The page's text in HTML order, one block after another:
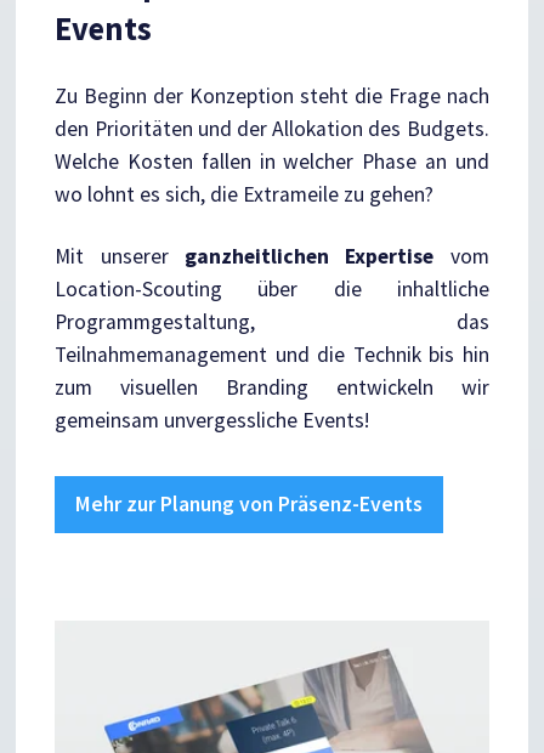
Events
Zu Beginn der Konzeption steht die Frage nach
den Prioritäten und der Allokation des Budgets.
Welche Kosten fallen in welcher Phase an und
wo lohnt es sich, die Extrameile zu gehen?
Mit unserer ganzheitlichen Expertise vom
Location-Scouting über die inhaltliche
Programmgestaltung, das
Teilnahmemanagement und die Technik bis hin
zum visuellen Branding entwickeln wir
gemeinsam unvergessliche Events!
Mehr zur Planung von Präsenz-Events